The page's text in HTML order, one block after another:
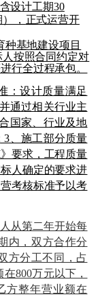
设计工期30
）， 正式运营开
种基地建设项目
人按照合同约定对
行全过程承包。
：设计质量满足
通过相关行业主
国家、行业及地
3、施工部分质量
要求，工程质量
人确定的要求进
考核标准予以考
人从第二年开始每
内，双方合作分
方分工不同，占
在800万元以下，
方整年营业额在